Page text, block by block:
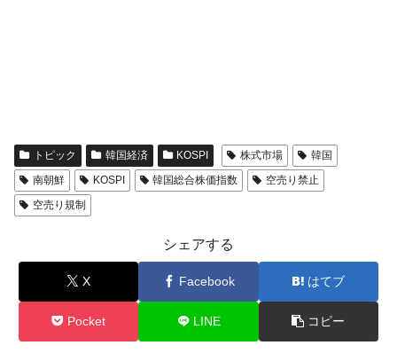
トピック 韓国経済 KOSPI 株式市場
韓国
南朝鮮
KOSPI 韓国総合株価指数
空売り禁止
空売り規制
シェアする
X Facebook はてブ
Pocket LINE コピー